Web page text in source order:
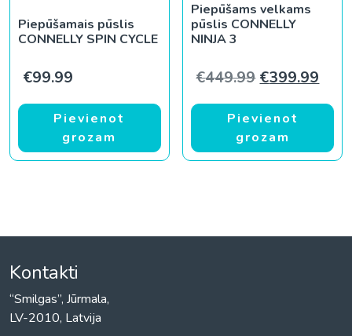
Piepūšamais pūslis
CONNELLY SPIN CYCLE
€99.99
Pievienot
grozam
Piepūšams velkams
pūslis CONNELLY
NINJA 3
€449.99 Original
€399.99
Pievienot
grozam
Kontakti
“Smilgas”, Jūrmala,
LV-2010, Latvija